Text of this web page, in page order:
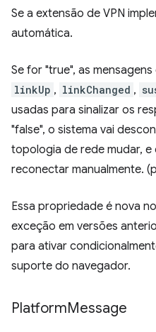
Se a extensão de VPN
automática.
Se for "true", as
linkUp , linkChanged ,
usadas para sinalizar os
"false", o sistema vai
topologia de rede mudar, e
reconectar manualmente.
Essa propriedade é nova
exceção em versões
para ativar
suporte do navegador.
PlatformMessage